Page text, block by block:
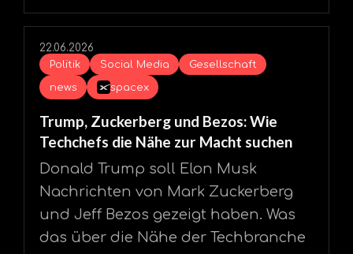
22.06.2026
Politik
Social Media
Gesellschaft
news
spacex
Trump, Zuckerberg und Bezos: Wie
Techchefs die Nähe zur Macht suchen
Donald Trump soll Elon Musk
Nachrichten von Mark Zuckerberg
und Jeff Bezos gezeigt haben. Was
das über die Nähe der Techbranche